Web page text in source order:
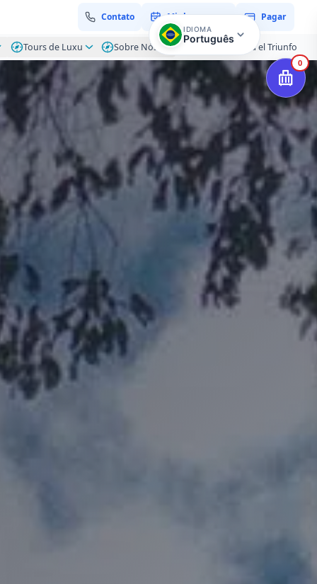
Contato Minha reserva Pagar
Tours de Luxu Sobre Nós Blog – Hacienda el Triunfo
IDIOMA
Português
0